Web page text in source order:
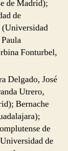
de Madrid);
de
Fonturbel,
Delgado, José
Utrero,
Bernache
de
de